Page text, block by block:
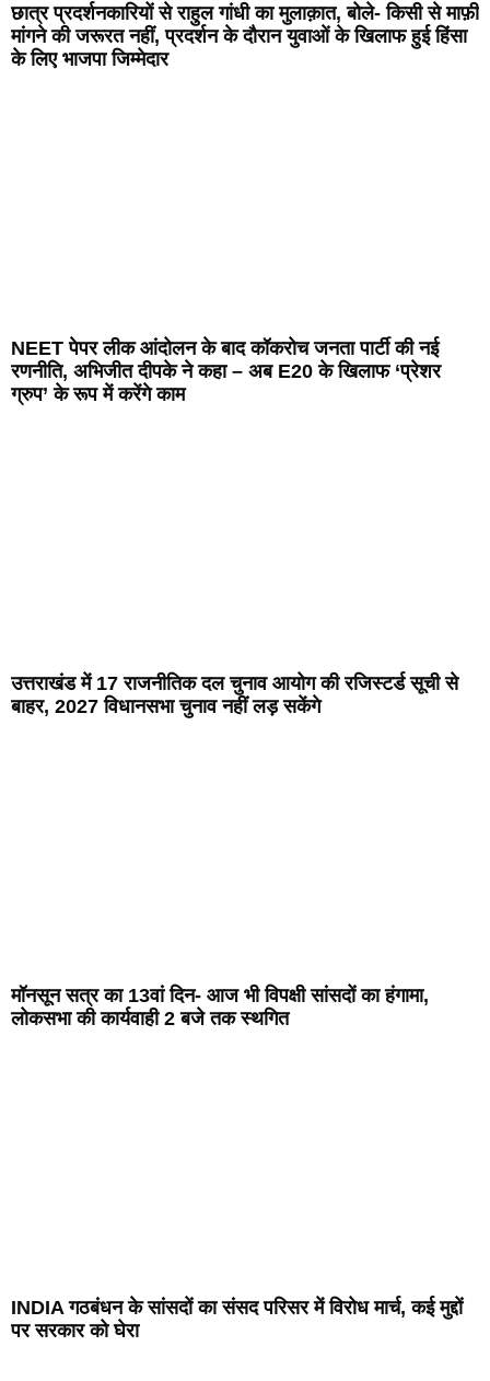
छात्र प्रदर्शनकारियों से राहुल गांधी का मुलाक़ात, बोले- किसी से माफ़ी
मांगने की जरूरत नहीं, प्रदर्शन के दौरान युवाओं के खिलाफ हुई हिंसा
के लिए भाजपा जिम्मेदार
NEET पेपर लीक आंदोलन के बाद कॉकरोच जनता पार्टी की नई
रणनीति, अभिजीत दीपके ने कहा – अब E20 के खिलाफ ‘प्रेशर
ग्रुप’ के रूप में करेंगे काम
उत्तराखंड में 17 राजनीतिक दल चुनाव आयोग की रजिस्टर्ड सूची से
बाहर, 2027 विधानसभा चुनाव नहीं लड़ सकेंगे
मॉनसून सत्र का 13वां दिन- आज भी विपक्षी सांसदों का हंगामा,
लोकसभा की कार्यवाही 2 बजे तक स्थगित
INDIA गठबंधन के सांसदों का संसद परिसर में विरोध मार्च, कई मुद्दों
पर सरकार को घेरा